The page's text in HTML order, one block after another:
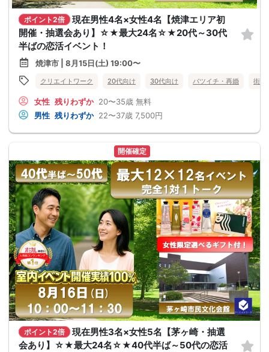
ポイント2倍
現在男性4名×女性4名【焼津エリア初
開催・抽選会あり】☆★最大24名☆★20代～30代
半ばの恋活イベント！
焼津市 | 8月15日(土) 19:00〜
クリエイトワーク 20代向け 30代向け バツイチ・再婚 街コ
女性 残りわずか 20〜35歳 無料
男性 残りわずか 22〜37歳 7,500円
開催確定
ポイント2倍
現在男性3名×女性5名【茅ヶ崎・抽選
会あり】☆★最大24名☆★40代半ば～50代の恋活